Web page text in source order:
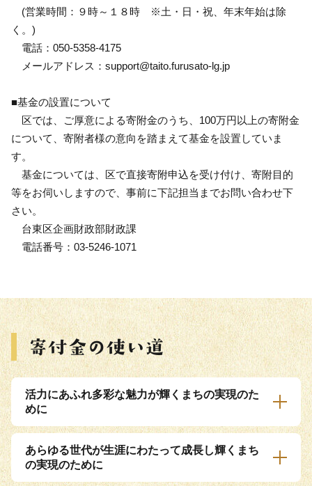
(営業時間：９時～１８時 ※土・日・祝、年末年始は除
く。)
電話：050-5358-4175
メールアドレス：support@taito.furusato-lg.jp
■基金の設置について
区では、ご厚意による寄附金のうち、100万円以上の寄附金
について、寄附者様の意向を踏まえて基金を設置していま
す。
基金については、区で直接寄附申込を受け付け、寄附目的
等をお伺いしますので、事前に下記担当までお問い合わせ下
さい。
台東区企画財政部財政課
電話番号：03-5246-1071
活力にあふれ多彩な魅力が輝くまちの実現のた
めに
あらゆる世代が生涯にわたって成長し輝くまち
の実現のために